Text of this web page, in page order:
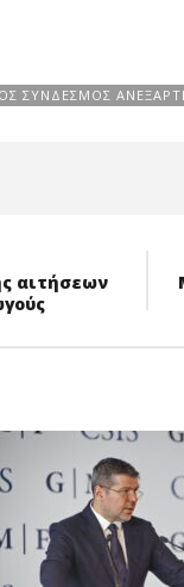
ΣΎΝΔΕΣΜΟΣ
αιτήσεων